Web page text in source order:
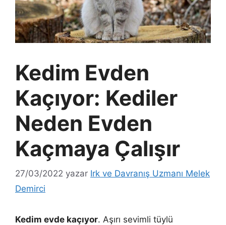
Kedim Evden
Kaçıyor: Kediler
Neden Evden
Kaçmaya Çalışır
27/03/2022 yazar Irk ve Davranış Uzmanı Melek
Demirci
Kedim evde kaçıyor. Aşırı sevimli tüylü